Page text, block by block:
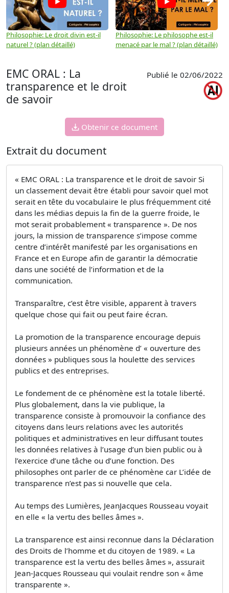
Philosophie: Le droit divin est-il
naturel ? (plan détaillé)
Philosophie: Le philosophe est-il
menacé par le mal ? (plan détaillé)
EMC ORAL : La
transparence et le droit
de savoir
Publié le 02/06/2022
Obtenir ce document
Extrait du document
« EMC ORAL : La transparence et le droit de savoir Si
un classement devait être établi pour savoir quel mot
serait en tête du vocabulaire le plus fréquemment cité
dans les médias depuis la fin de la guerre froide, le
mot serait probablement « transparence ». De nos
jours, la mission de transparence s’impose comme
centre d’intérêt manifesté par les organisations en
France et en Europe afin de garantir la démocratie
dans une société de l’information et de la
communication.
Transparaître, c’est être visible, apparent à travers
quelque chose qui fait ou peut faire écran.
La promotion de la transparence encourage depuis
plusieurs années un phénomène d’ « ouverture des
données » publiques sous la houlette des services
publics et des entreprises.
Le fondement de ce phénomène est la totale liberté.
Plus globalement, dans la vie publique, la
transparence consiste à promouvoir la confiance des
citoyens dans leurs relations avec les autorités
politiques et administratives en leur diffusant toutes
les données relatives à l’usage d’un bien public ou à
l’exercice d’une tâche ou d’une fonction. Des
philosophes ont parler de ce phénomène car L’idée de
transparence n’est pas si nouvelle que cela.
Au temps des Lumières, JeanJacques Rousseau voyait
en elle « la vertu des belles âmes ».
La transparence est ainsi reconnue dans la Déclaration
des Droits de l’homme et du citoyen de 1989. « La
transparence est la vertu des belles âmes », assurait
Jean-Jacques Rousseau qui voulait rendre son « âme
transparente ».